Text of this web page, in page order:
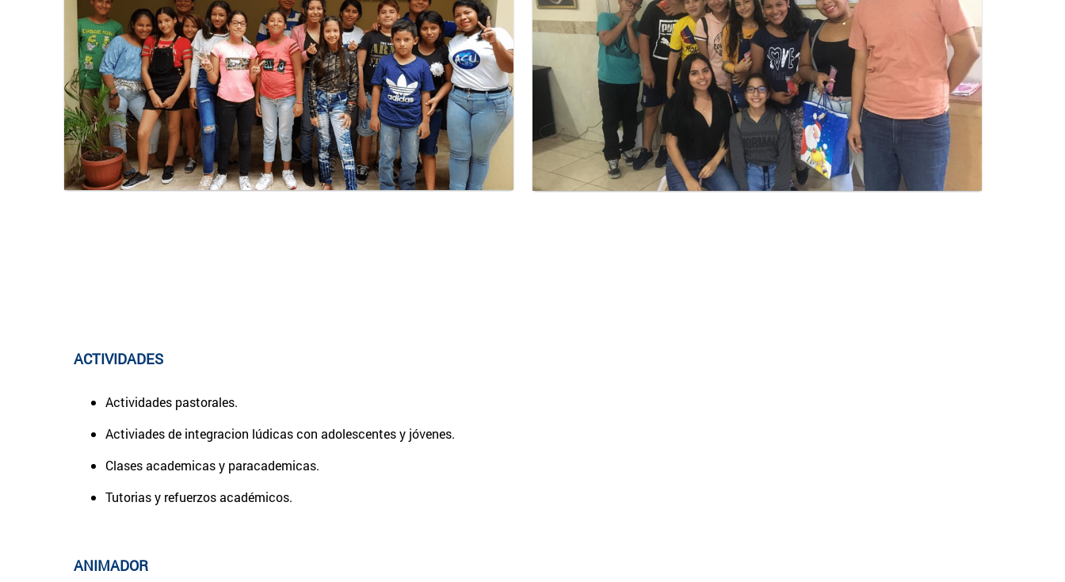
ACTIVIDADES
Actividades pastorales.
Activiades de integracion lúdicas con adolescentes y jóvenes.
Clases academicas y paracademicas.
Tutorias y refuerzos académicos.
ANIMADOR